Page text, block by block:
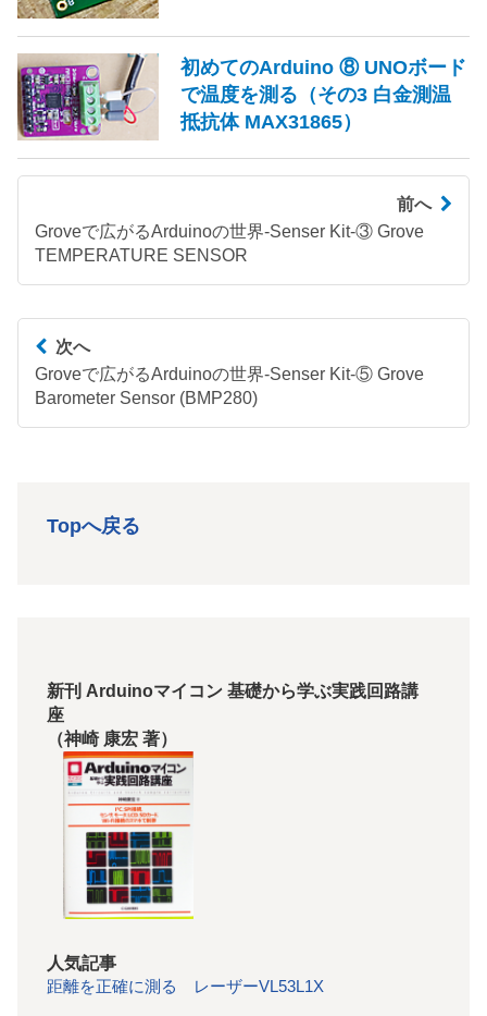
初めてのArduino ⑧ UNOボード
で温度を測る（その3 白金測温
抵抗体 MAX31865）
前へ
Groveで広がるArduinoの世界-Senser Kit-③ Grove
TEMPERATURE SENSOR
次へ
Groveで広がるArduinoの世界-Senser Kit-⑤ Grove
Barometer Sensor (BMP280)
Topへ戻る
新刊 Arduinoマイコン 基礎から学ぶ実践回路講
座
（神崎 康宏 著）
人気記事
距離を正確に測る レーザーVL53L1X